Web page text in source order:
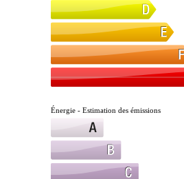
Énergie - Estimation des émissions